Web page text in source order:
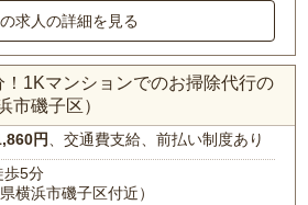
求人の詳細を見る
1Kマンションでのお掃除代行の
市磯子区）
円、交通費支給、前払い制度あり
歩5分
県横浜市磯子区付近）